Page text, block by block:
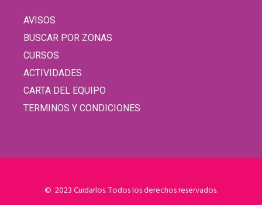
AVISOS
BUSCAR POR ZONAS
CURSOS
ACTIVIDADES
CARTA DEL EQUIPO
TERMINOS Y CONDICIONES
© 2023 Cuidarlos. Todos los derechos reservados.